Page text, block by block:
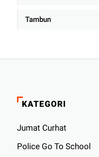
Tambun
KATEGORI
Jumat Curhat
Police Go To School